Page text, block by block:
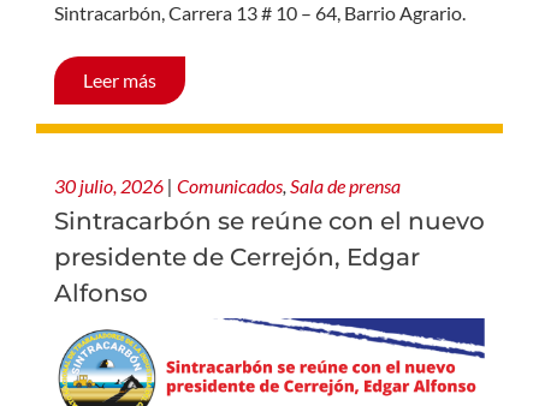
Sintracarbón, Carrera 13 # 10 – 64, Barrio Agrario.
Leer más
30 julio, 2026 | Comunicados, Sala de prensa
Sintracarbón se reúne con el nuevo
presidente de Cerrejón, Edgar
Alfonso